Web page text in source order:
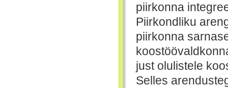
piirkonna
Piirkondliku
piirkonna
just olulistele
Selles